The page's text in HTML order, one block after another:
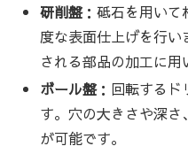
研削盤：砥石を用いて
度な表面仕上げを行
される部品の加工に用
ボール盤：回転するド
す。穴の大きさや深さ
が可能です。